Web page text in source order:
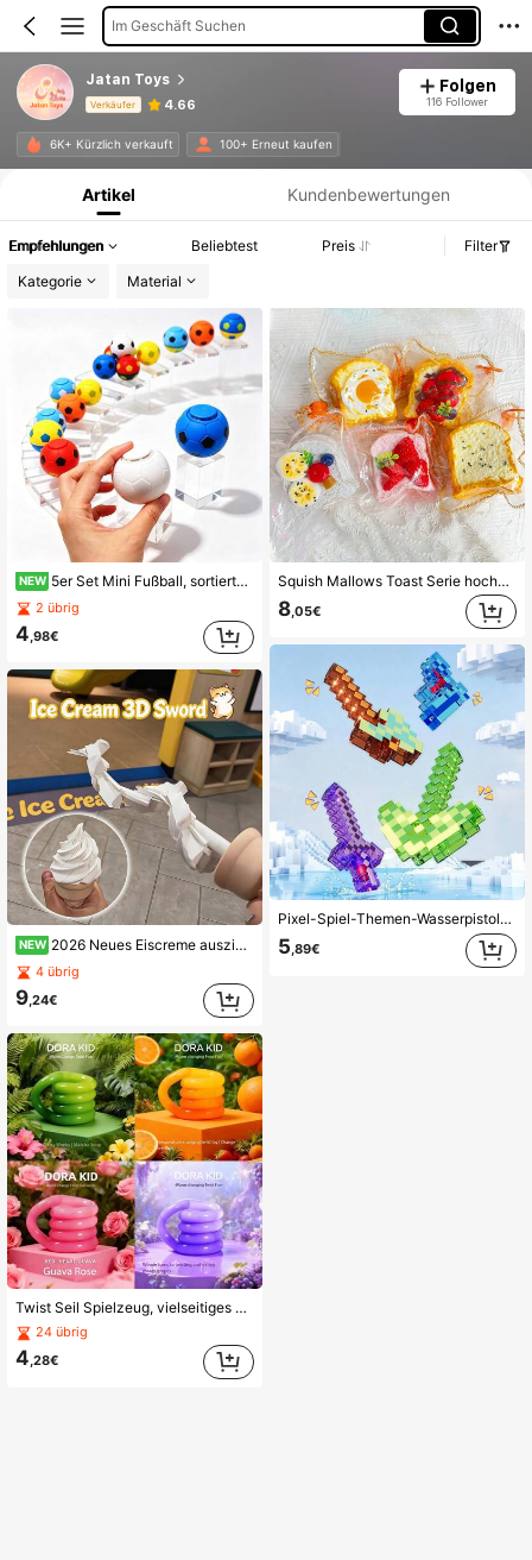
Im Geschäft Suchen
Jatan Toys
Verkäufer 4.66
Folgen
116 Follower
6K+ Kürzlich verkauft 100+ Erneut kaufen
Produktinformation: Preisangabe, Verkaufs- und Lagerbestandsdetails.
Artikel Kundenbewertungen
Empfehlungen Beliebtest Preis
Filter
Kategorie
Material
NEW 5er Set Mini Fußball, sortierte Farben glatter Dreh-Finger-Spinner Stressabbau sensorisches Spielzeug für Teenager und Erwachsene, Schreibtisch Büro Fidget Spielzeug, Partygeschenke Goodie Bag Füller Pinata Füller Karnevalspreise Neuheit Geschenk
2 übrig
4,98€
NEW 2026 Neues Eiscreme ausziehbares Stretch-Schwert Streichspielzeug, kreatives teleskopisches Dekompressions-Fidget-Gadget, Neuheit Trick Stressabbau Dekoration Requisite, Halloween Party lustiges Scherzgeschenk für Erwachsene, Geburtstagsgeschenke, Weihnachtsgeschenke, Partygeschenke
4 übrig
9 ,24€
Twist Seil Spielzeug, vielseitiges Stressabbau Fidget Spielzeug, TANGO Entspannung, Fingerfertigkeit Training, lebendige Farben Spielzeug, Dehnen/Wickeln/Verbinden kreativer Formen, Büro Stressabbau Spielzeug, Überraschungsgeschenk, Geburtstagsgeschenk, Weihnachtsgeschenk, Halloween Geschenk, perfektes Geschenk, Geschenk, Spielzeug
24 übrig
4,28€
Squish Mallows Toast Serie hochwertige langsame Rückfederung ultra-weiche Quetschspielzeug zum Stressabbau - Geschenk zu Feiertagen/Geburtstag (zufälliger bestickter Beutel und Dekoration)
8,05€
Pixel-Spiel-Themen-Wasserpistole, Mini-Pixel-Schwert-Axt-Spitzhacke-Form Spritzpistole, tragbares Sommer-Outdoor-Spritzwasser-Spielzeug, Neuheitsparty-Scherzartikel & Urlaubsgeschenk
5,89€